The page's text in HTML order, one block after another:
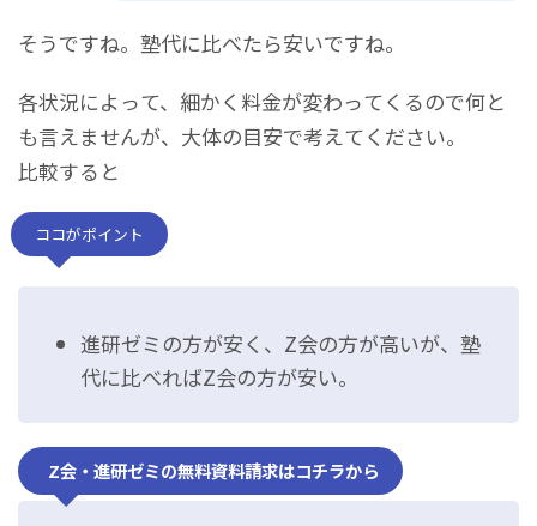
そうですね。塾代に比べたら安いですね。
各状況によって、細かく料金が変わってくるので何と
も言えませんが、大体の目安で考えてください。
比較すると
ココがポイント
進研ゼミの方が安く、Z会の方が高いが、塾
代に比べればZ会の方が安い。
Z会・進研ゼミの無料資料請求はコチラから